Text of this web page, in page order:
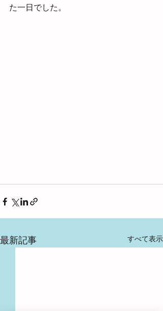
た一日でした。
最新記事 すべて表示